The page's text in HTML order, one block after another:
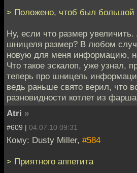
> Положено, чтоб был большой
Ну, если что размер увеличить.
шницеля размер? В любом
новую для меня информацию,
Что такое эскалоп, уже узнал,
теперь про шницель
ведь раньше свято верил, что
разновидности котлет из
Atri »
#609 | 04.07.10 09:31
Кому: Dusty Miller, #584
> Приятного аппетита